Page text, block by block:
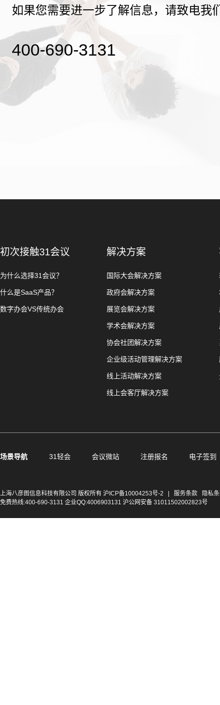
如果您需要进一步了解信息，请致电我
400-690-3131
初次接触31会议
为什么选择31会议？
什么是SaaS产品？
数字办会VS传统办会
解决方案
国际大会解决方案
政府会解决方案
展览会解决方案
学术会解决方案
协会社团解决方案
企业级活动管理解决方案
线上活动解决方案
线上会客厅解决方案
场景导航 31轻会 会议微站 注册报名 电子签到
上海八彦图信息科技有限公司 版权所有 沪ICP备10004253号-2 服务条款
隐私
免费热线:400-690-3131 企业QQ:4006903131 沪公网安备 31011502002823号